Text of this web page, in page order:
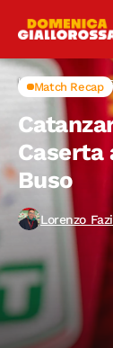
Home Match
Match Recap
Buso
Lorenzo